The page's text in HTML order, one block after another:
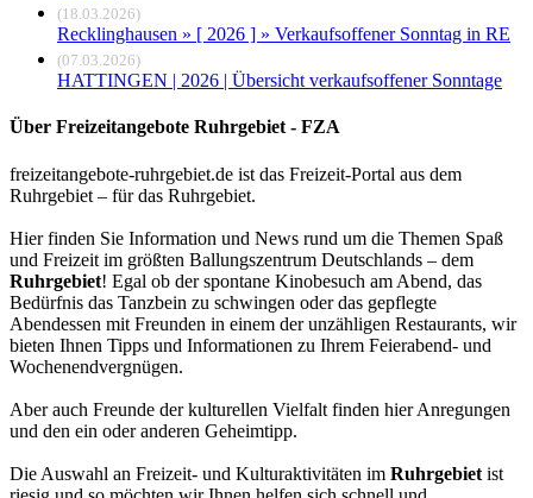
(18.03.2026)
Recklinghausen » [ 2026 ] » Verkaufsoffener Sonntag in RE
(07.03.2026)
HATTINGEN | 2026 | Übersicht verkaufsoffener Sonntage
Über Freizeitangebote Ruhrgebiet - FZA
freizeitangebote-ruhrgebiet.de ist das Freizeit-Portal aus dem
Ruhrgebiet – für das Ruhrgebiet.
Hier finden Sie Information und News rund um die Themen Spaß
und Freizeit im größten Ballungszentrum Deutschlands – dem
Ruhrgebiet! Egal ob der spontane Kinobesuch am Abend, das
Bedürfnis das Tanzbein zu schwingen oder das gepflegte
Abendessen mit Freunden in einem der unzähligen Restaurants, wir
bieten Ihnen Tipps und Informationen zu Ihrem Feierabend- und
Wochenendvergnügen.
Aber auch Freunde der kulturellen Vielfalt finden hier Anregungen
und den ein oder anderen Geheimtipp.
Die Auswahl an Freizeit- und Kulturaktivitäten im Ruhrgebiet ist